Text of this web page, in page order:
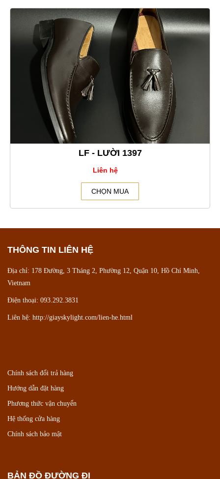
LF - LƯỜI 1397
Liên hệ
CHỌN MUA
THÔNG TIN LIÊN HỆ
Địa chỉ: 178 Đường, 3 Tháng 2, Phường 12, Quận 10, Hồ Chí Minh,
Vietnam
Điện thoại: 093.292.3831
Liên hệ: http://giayskylight.com/lien-he.html
Chính sách đổi trả hàng
Hướng dẫn đặt hàng
Phương thức vận chuyển
Hệ thống cửa hàng
Chính sách bảo mật
BẢN ĐỒ ĐƯỜNG ĐI